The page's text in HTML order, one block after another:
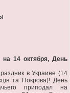
14 октября, День
в Украине (14
та Покрова)! День
приподал на